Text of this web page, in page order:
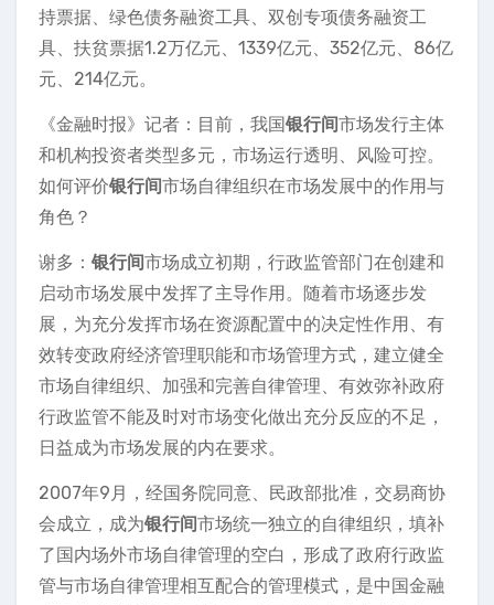
持票据、绿色债务融资工具、双创专项债务融资工
具、扶贫票据1.2万亿元、1339亿元、352亿元、86亿
元、214亿元。
《金融时报》记者：目前，我国银行间市场发行主体
和机构投资者类型多元，市场运行透明、风险可控。
如何评价银行间市场自律组织在市场发展中的作用与
角色？
谢多： 银行间市场成立初期，行政监管部门在创建和
启动市场发展中发挥了主导作用。随着市场逐步发
展，为充分发挥市场在资源配置中的决定性作用、有
效转变政府经济管理职能和市场管理方式，建立健全
市场自律组织、加强和完善自律管理、有效弥补政府
行政监管不能及时对市场变化做出充分反应的不足，
日益成为市场发展的内在要求。
2007年9月，经国务院同意、民政部批准，交易商协
会成立，成为银行间市场统一独立的自律组织，填补
了国内场外市场自律管理的空白，形成了政府行政监
管与市场自律管理相互配合的管理模式，是中国金融